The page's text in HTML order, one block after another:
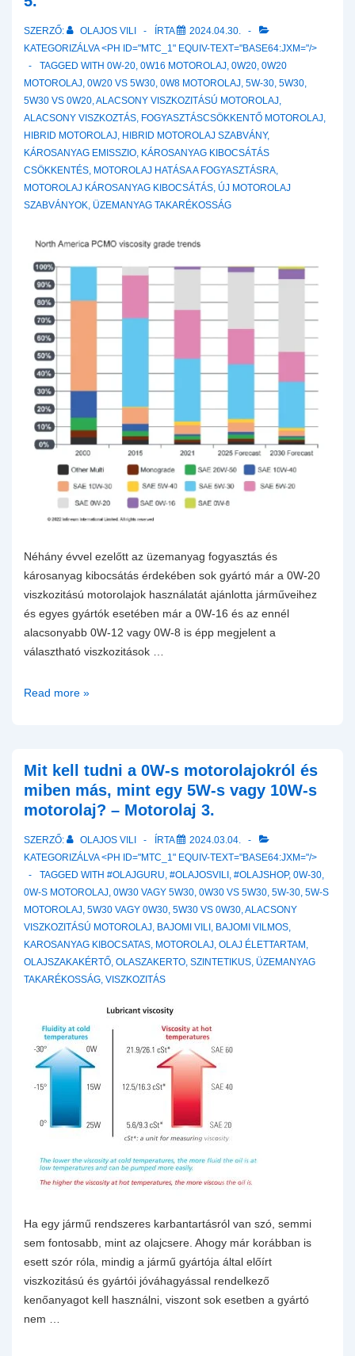
SZERZŐ: OLAJOS VILI ÍRTA
2024.04.30.
KATEGORIZÁLVA <PH ID="MTC_1" EQUIV-TEXT="BASE64:JXM="/>
TAGGED WITH 0W-20, 0W16 MOTOROLAJ, 0W20, 0W20
MOTOROLAJ, 0W20 VS 5W30, 0W8 MOTOROLAJ, 5W-30, 5W30,
5W30 VS 0W20,ALACSONY VISZKOZITÁSÚ MOTOROLAJ,
ALACSONY VISZKOZTÁS, FOGYASZTÁSCSÖKKENTŐ MOTOROLAJ,
HIBRID MOTOROLAJ, HIBRID MOTOROLAJ SZABVÁNY,
KÁROSANYAG EMISSZIO, KÁROSANYAG KIBOCSÁTÁS
CSÖKKENTÉS, MOTOROLAJ HATÁSA A FOGYASZTÁSRA,
MOTOROLAJ KÁROSANYAG KIBOCSÁTÁS, ÚJ MOTOROLAJ
SZABVÁNYOK, ÜZEMANYAG TAKARÉKOSSÁG
Néhány évvel ezelőtt az üzemanyag fogyasztás és
károsanyag kibocsátás érdekében sok gyártó már a 0W-20
viszkozitású motorolajok használatát ajánlotta járműveihez
és egyes gyártók esetében már a 0W-16 és az ennél
alacsonyabb 0W-12 vagy 0W-8 is épp megjelent a
választható viszkozitások …
Az
térnyerése
a
járműiparban!
leváltja
a
0W-
az
5W-
30-
at?
Read more »
Mit kell tudni a 0W-s motorolajokról és
miben más, mint egy 5W-s vagy 10W-s
motorolaj? – Motorolaj 3.
SZERZŐ: OLAJOS VILI ÍRTA
2024.03.04.
KATEGORIZÁLVA <PH ID="MTC_1" EQUIV-TEXT="BASE64:JXM="/>
TAGGED WITH #OLAJGURU, #OLAJOSVILI , #OLAJSHOP, 0W-30,
0W-S MOTOROLAJ, 0W30 VAGY 5W30, 0W30 VS 5W30, 5W-30, 5W-S
MOTOROLAJ, 5W30 VAGY 0W30, 5W30 VS 0W30,ALACSONY
VISZKOZITÁSÚ MOTOROLAJ, BAJOMI VILI , BAJOMI VILMOS,
KAROSANYAG KIBOCSATAS, MOTOROLAJ, OLAJ ÉLETTARTAM ,
OLAJSZAKAKÉRTŐ, OLASZAKERTO, SZINTETIKUS, ÜZEMANYAG
TAKARÉKOSSÁG, VISZKOZITÁS
Ha egy jármű rendszeres karbantartásról van szó, semmi
sem fontosabb, mint az olajcsere. Ahogy már korábban is
esett szór róla, mindig a jármű gyártója által előírt
viszkozitású és gyártói jóváhagyással rendelkező
kenőanyagot kell használni, viszont sok esetben a gyártó
nem …